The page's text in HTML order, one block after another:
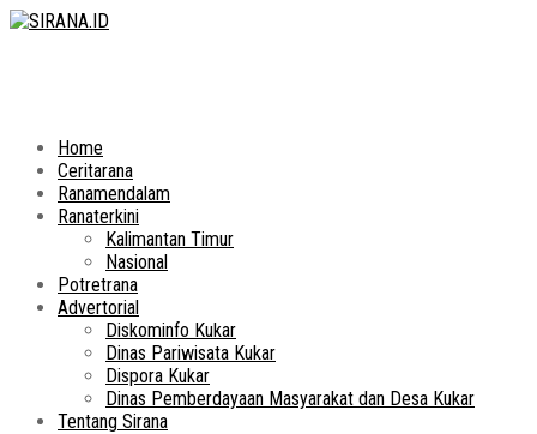
Home
Ceritarana
Ranamendalam
Ranaterkini
Kalimantan Timur
Nasional
Potretrana
Advertorial
Diskominfo Kukar
Dinas Pariwisata Kukar
Dispora Kukar
Dinas Pemberdayaan Masyarakat dan Desa Kukar
Tentang Sirana